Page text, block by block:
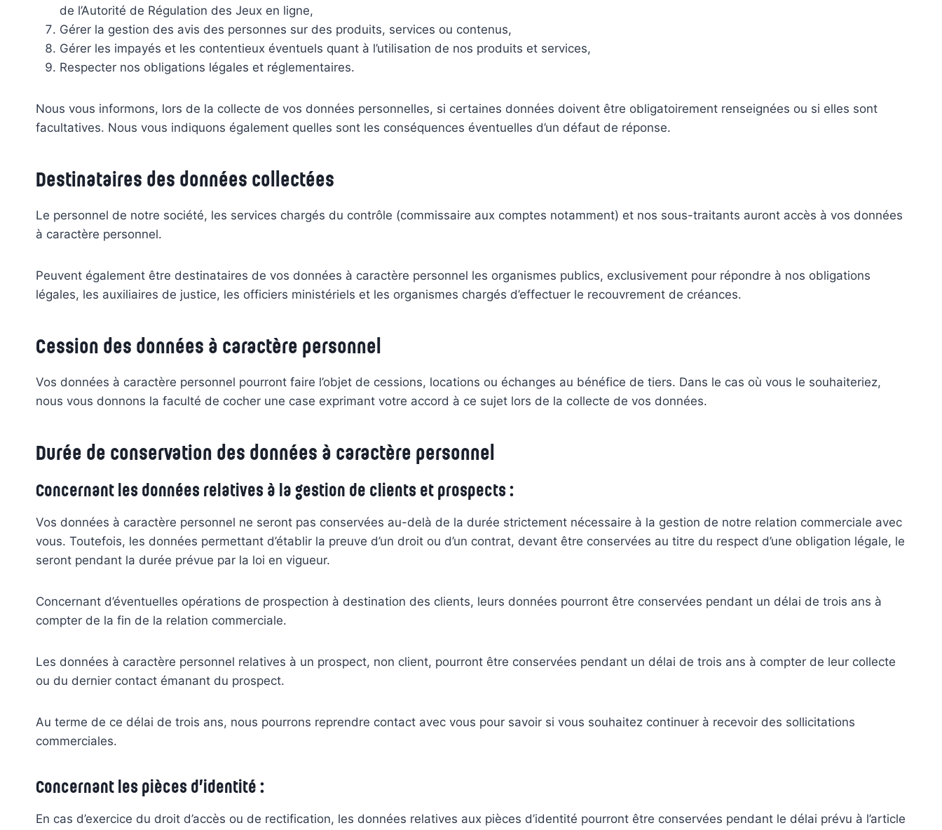
de l’Autorité de Régulation des Jeux en ligne,
Gérer la gestion des avis des personnes sur des produits, services ou contenus,
Gérer les impayés et les contentieux éventuels quant à l’utilisation de nos produits et services,
Respecter nos obligations légales et réglementaires.
Nous vous informons, lors de la collecte de vos données personnelles, si certaines données doivent être obligatoirement renseignées ou si elles sont
facultatives. Nous vous indiquons également quelles sont les conséquences éventuelles d’un défaut de réponse.
Destinataires des données collectées
Le personnel de notre société, les services chargés du contrôle (commissaire aux comptes notamment) et nos sous-traitants auront accès à vos données
à caractère personnel.
Peuvent également être destinataires de vos données à caractère personnel les organismes publics, exclusivement pour répondre à nos obligations
légales, les auxiliaires de justice, les officiers ministériels et les organismes chargés d’effectuer le recouvrement de créances.
Cession des données à caractère personnel
Vos données à caractère personnel pourront faire l’objet de cessions, locations ou échanges au bénéfice de tiers. Dans le cas où vous le souhaiteriez,
nous vous donnons la faculté de cocher une case exprimant votre accord à ce sujet lors de la collecte de vos données.
Durée de conservation des données à caractère personnel
Concernant les données relatives à la gestion de clients et prospects :
Vos données à caractère personnel ne seront pas conservées au-delà de la durée strictement nécessaire à la gestion de notre relation commerciale avec
vous. Toutefois, les données permettant d’établir la preuve d’un droit ou d’un contrat, devant être conservées au titre du respect d’une obligation légale, le
seront pendant la durée prévue par la loi en vigueur.
Concernant d’éventuelles opérations de prospection à destination des clients, leurs données pourront être conservées pendant un délai de trois ans à
compter de la fin de la relation commerciale.
Les données à caractère personnel relatives à un prospect, non client, pourront être conservées pendant un délai de trois ans à compter de leur collecte
ou du dernier contact émanant du prospect.
Au terme de ce délai de trois ans, nous pourrons reprendre contact avec vous pour savoir si vous souhaitez continuer à recevoir des sollicitations
commerciales.
Concernant les pièces d’identité :
En cas d’exercice du droit d’accès ou de rectification, les données relatives aux pièces d’identité pourront être conservées pendant le délai prévu à l’article